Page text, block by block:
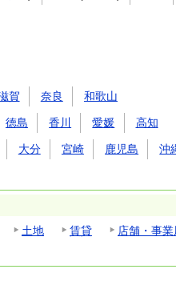
賀 奈良 和歌山
徳島 香川 愛媛 高知
大分 宮崎 鹿児島 沖
土地 賃貸
店舗・事業